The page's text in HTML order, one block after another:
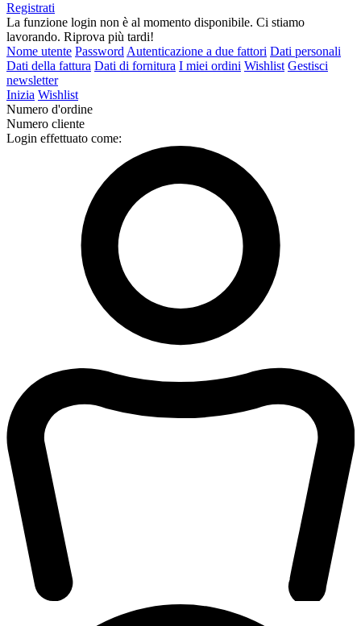
Registrati
La funzione login non è al momento disponibile. Ci stiamo
lavorando. Riprova più tardi!
Nome utente PasswordAutenticazione a due fattori Dati personali
Dati della fattura Dati di fornitura I miei ordini Wishlist Gestisci
newsletter
Inizia Wishlist
Numero d'ordine
Numero cliente
Login effettuato come: